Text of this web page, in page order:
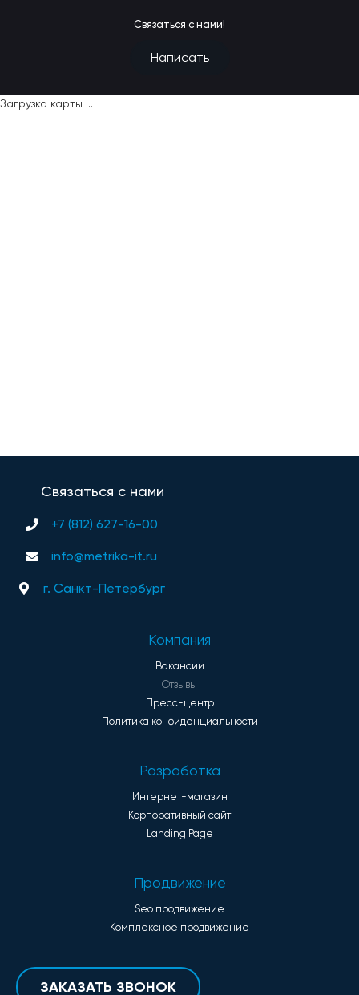
Связаться с нами!
Написать
Загрузка карты ...
Связаться с нами
+7 (812) 627-16-00
info@metrika-it.ru
г. Санкт-Петербург
Компания
Вакансии
Отзывы
Пресс-центр
Политика конфиденциальности
Разработка
Интернет-магазин
Корпоративный сайт
Landing Page
Продвижение
Seo продвижение
Комплексное продвижение
ЗАКАЗАТЬ ЗВОНОК